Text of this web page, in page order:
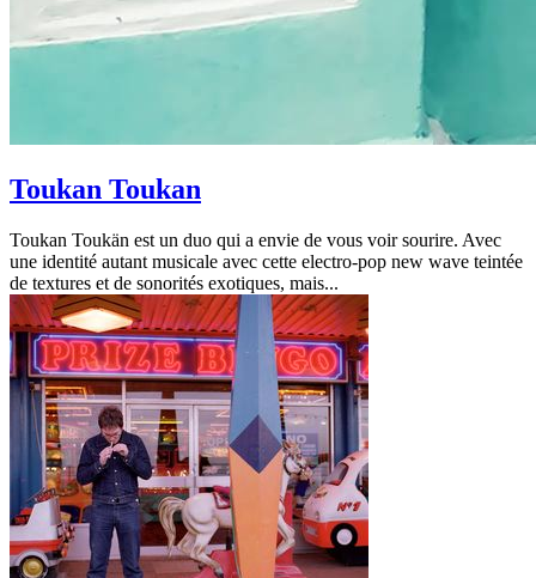
Toukan Toukan
Toukan Toukän est un duo qui a envie de vous voir sourire. Avec
une identité autant musicale avec cette electro-pop new wave teintée
de textures et de sonorités exotiques, mais...